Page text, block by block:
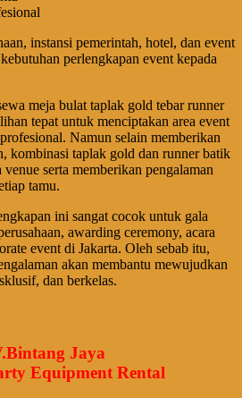
instansi pemerintah, hotel, dan event
perlengkapan event kepada
meja bulat taplak gold tebar runner
tepat untuk menciptakan area event
Namun selain memberikan
kombinasi taplak gold dan runner batik
serta memberikan pengalaman
tamu.
ini sangat cocok untuk gala
awarding ceremony, acara
event di Jakarta. Oleh sebab itu,
akan membantu mewujudkan
dan berkelas.
Jaya
Equipment Rental